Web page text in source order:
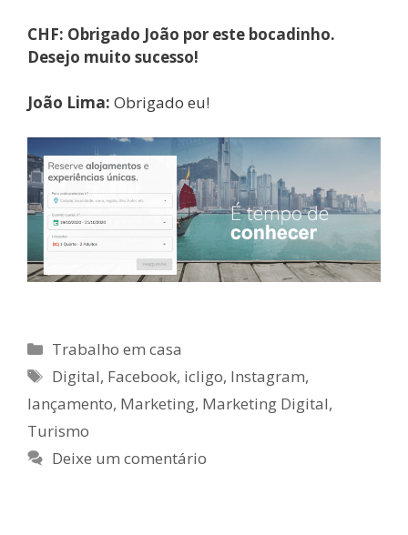
CHF: Obrigado João por este bocadinho.
Desejo muito sucesso!
João Lima: Obrigado eu!
Trabalho em casa
Digital, Facebook, icligo, Instagram,
lançamento, Marketing, Marketing Digital,
Turismo
Deixe um comentário